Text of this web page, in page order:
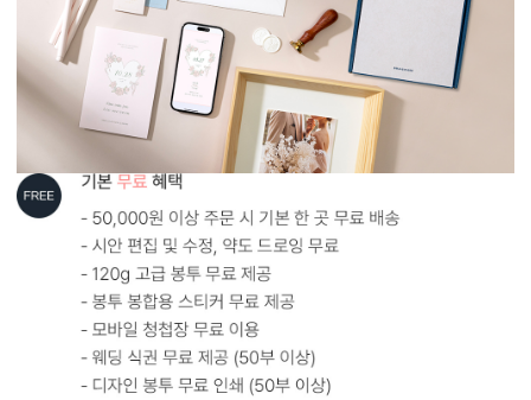
AI로 해상도 UP
AI 업스케일링 기술로 해상도를 보완해드립니다.
다만, 지나치게 저화질인 경우에는 업스케일링 후에도 인쇄 품질에